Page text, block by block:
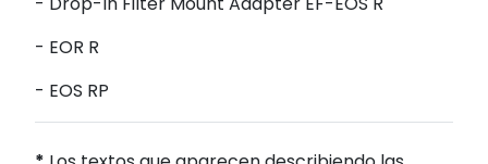
- EOR R
- EOS RP